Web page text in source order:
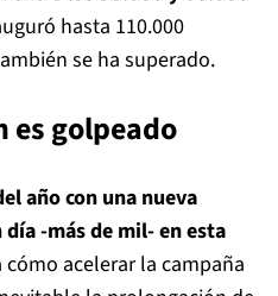
hasta 110.000
se ha superado.
es golpeado
año con una nueva
-más de mil- en esta
acelerar la campaña